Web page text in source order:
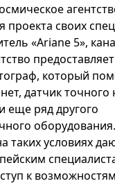
проекта своих
«Ariane 5»,
который
датчик точного
еще ряд другого
оборудования.
таких условиях
к